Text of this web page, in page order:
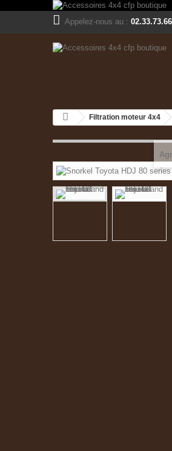
Appelez-nous au :
Filtration moteur 4x4